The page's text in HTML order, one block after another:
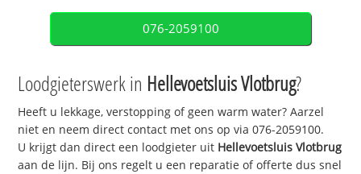
076-2059100
Loodgieterswerk in Hellevoetsluis Vlotbrug?
Heeft u lekkage, verstopping of geen warm water? Aarzel
niet en neem direct contact met ons op via 076-2059100.
U krijgt dan direct een loodgieter uit Hellevoetsluis Vlotbrug
aan de lijn. Bij ons regelt u een reparatie of offerte dus snel